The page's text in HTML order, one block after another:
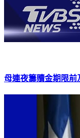
母連夜籌贖金期限